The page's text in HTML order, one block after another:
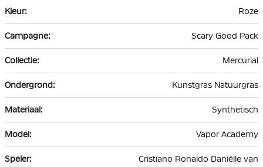
Roze
Scary Good Pack
Mercurial
Kunstgras Natuurgras
Synthetisch
Vapor Academy
Cristiano Ronaldo Daniëlle van